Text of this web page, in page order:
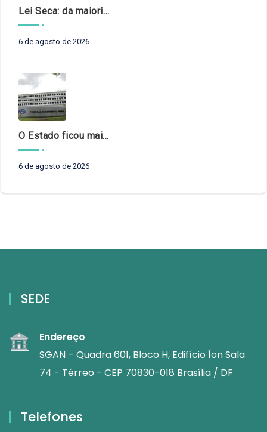
Lei Seca: da maioridade à maturidade
6 de agosto de 2026
O Estado ficou mais complexo. O controle precisa acompanhar
6 de agosto de 2026
SEDE
Endereço
SGAN – Quadra 601, Bloco H, Edifício Íon Sala
74 - Térreo - CEP 70830-018 Brasília / DF
Telefones